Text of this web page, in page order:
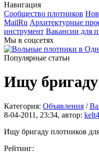
Навигация
Сообщество плотников
MailRu Архитектурные
инструмент Вакансии для
Мы в соцсетях
Популярные статьи
Ищу бригаду
Категория: Объявления /
8-04-2011, 23:34, автор:
Ищу бригаду плотников
Рейтинг: